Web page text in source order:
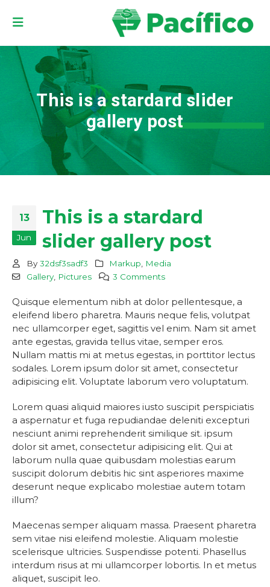
This is a stardard slider
gallery post
13
Jun
This is a stardard
slider gallery post
By 32dsf3sadf3 Markup
Media
Gallery, Pictures 3 Comments
Quisque elementum nibh at dolor pellentesque, a
eleifend libero pharetra. Mauris neque felis, volutpat
nec ullamcorper eget, sagittis vel enim. Nam sit amet
ante egestas, gravida tellus vitae, semper eros.
Nullam mattis mi at metus egestas, in porttitor lectus
sodales. Lorem ipsum dolor sit amet, consectetur
adipisicing elit. Voluptate laborum vero voluptatum.
Lorem quasi aliquid maiores iusto suscipit perspiciatis
a aspernatur et fuga repudiandae deleniti excepturi
nesciunt animi reprehenderit similique sit. ipsum
dolor sit amet, consectetur adipisicing elit. Qui at
laborum nulla quae quibusdam molestias earum
suscipit dolorum debitis hic sint asperiores maxime
deserunt neque explicabo molestiae autem totam
illum?
Maecenas semper aliquam massa. Praesent pharetra
sem vitae nisi eleifend molestie. Aliquam molestie
scelerisque ultricies. Suspendisse potenti. Phasellus
interdum risus at mi ullamcorper lobortis. In et metus
aliquet, suscipit leo.